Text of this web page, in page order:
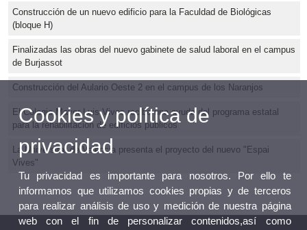
Construcción de un nuevo edificio para la Faculdad de Biológicas
(bloque H)
Finalizadas las obras del nuevo gabinete de salud laboral en el campus
de Burjassot
Construcción del Aulario Oeste 2 en el campus de los Naranjos
El Colegio Mayor Luis Vives recibe una ayuda del programa estatal
para la rehabilitación de edificios públicos
La Universitat de València presenta el proyecto del nuevo "Espai
Vives"
Cookies y política de
privacidad
Tu privacidad es importante para nosotros. Por ello te
informamos que utilizamos cookies propias y de terceros
para realizar análisis de uso y medición de nuestra página
web con el fin de personalizar contenidos,así como